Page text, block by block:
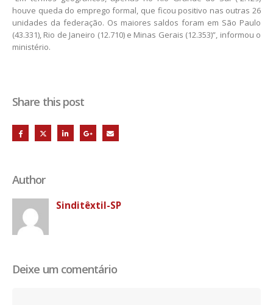
houve queda do emprego formal, que ficou positivo nas outras 26
unidades da federação. Os maiores saldos foram em São Paulo
(43.331), Rio de Janeiro (12.710) e Minas Gerais (12.353)”, informou o
ministério.
Share this post
Author
Sinditêxtil-SP
Deixe um comentário